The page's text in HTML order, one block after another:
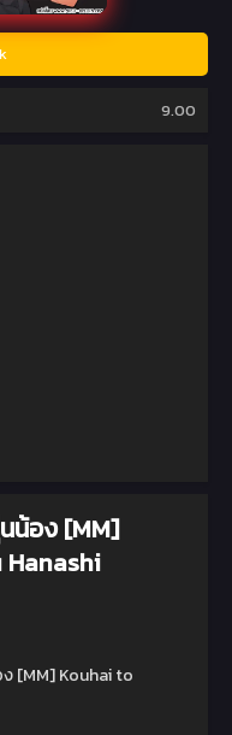
9.00
น้อง [MM]
ง [MM] Kouhai to